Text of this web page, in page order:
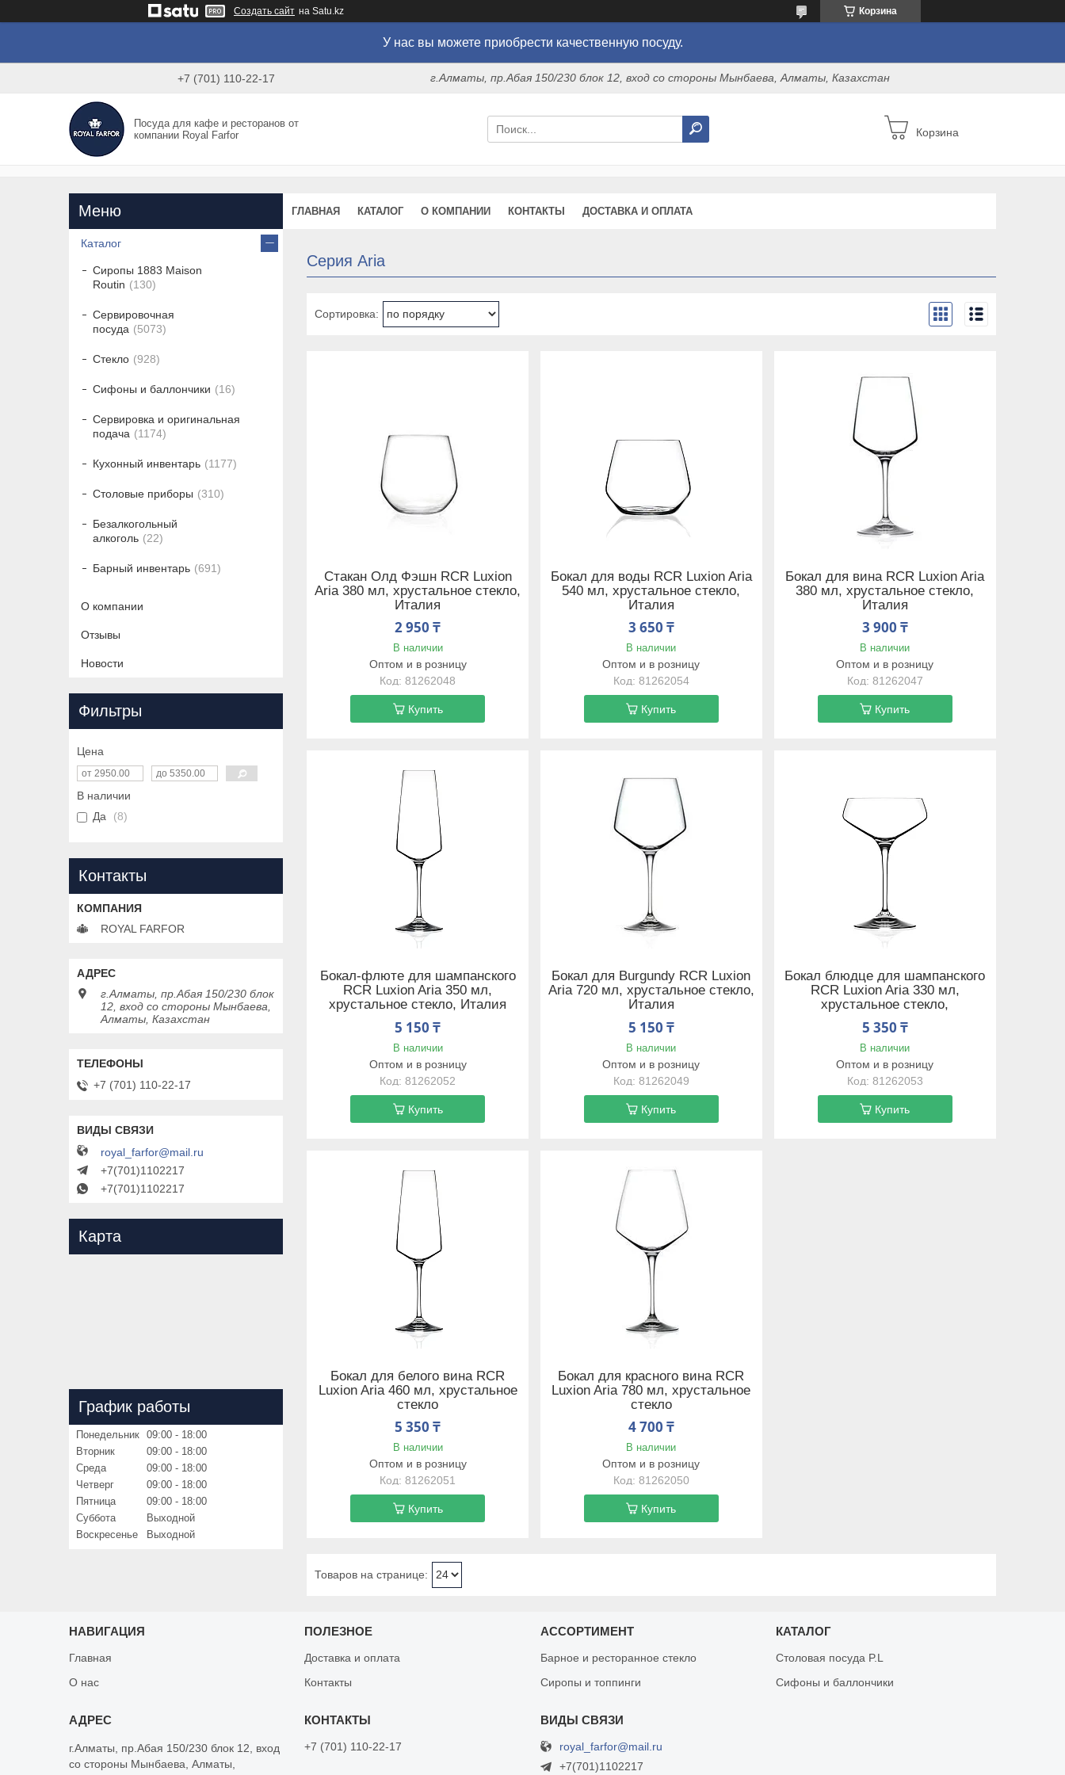
Создать сайт на Satu.kz Корзина
У нас вы можете приобрести качественную посуду.
+7 (701) 110-22-17 г.Алматы, пр.Абая 150/230 блок 12, вход со стороны Мынбаева, Алматы, Казахстан
Посуда для кафе и ресторанов от
компании Royal Farfor
Корзина
ГЛАВНАЯ КАТАЛОГ О КОМПАНИИ КОНТАКТЫ ДОСТАВКА И ОПЛАТА
Серия Aria
Стакан Олд Фэшн RCR Luxion
Aria 380 мл, хрустальное стекло,
Италия
2 950 ₸
В наличии
Оптом и в розницу
81262048
Купить
Бокал для воды RCR Luxion Aria
540 мл, хрустальное стекло,
Италия
3 650 ₸
В наличии
Оптом и в розницу
81262054
Купить
Бокал для вина RCR Luxion Aria
380 мл, хрустальное стекло,
Италия
3 900 ₸
В наличии
Оптом и в розницу
81262047
Купить
Бокал-флюте для шампанского
RCR Luxion Aria 350 мл,
хрустальное стекло, Италия
5 150 ₸
В наличии
Оптом и в розницу
81262052
Купить
Бокал для Burgundy RCR Luxion
Aria 720 мл, хрустальное стекло,
Италия
5 150 ₸
В наличии
Оптом и в розницу
81262049
Купить
Бокал блюдце для шампанского
RCR Luxion Aria 330 мл,
хрустальное стекло,
5 350 ₸
В наличии
Оптом и в розницу
81262053
Купить
Бокал для белого вина RCR
Luxion Aria 460 мл, хрустальное
стекло
5 350 ₸
В наличии
Оптом и в розницу
81262051
Купить
Бокал для красного вина RCR
Luxion Aria 780 мл, хрустальное
стекло
4 700 ₸
В наличии
Оптом и в розницу
81262050
Купить
Каталог
Сиропы 1883 Maison
Routin
130
Сервировочная
посуда
5073
Стекло 928
Сифоны и баллончики 16
Сервировка и оригинальная
подача
1174
Кухонный инвентарь 1177
Столовые приборы 310
Безалкогольный
алкоголь
22
Барный инвентарь 691
О компании
Отзывы
Новости
Фильтры
Цена
В наличии
Да
8
Контакты
ROYAL FARFOR
г.Алматы, пр.Абая 150/230 блок
12, вход со стороны Мынбаева,
Алматы, Казахстан
+7 (701) 110-22-17
royal_farfor@mail.ru
+7(701)1102217
+7(701)1102217
Карта
График работы
Понедельник 09:00
18:00
Вторник
09:00
18:00
Среда
09:00
18:00
Четверг
09:00
18:00
Пятница
09:00
18:00
Суббота
Выходной
Воскресенье
Выходной
НАВИГАЦИЯ
Главная
О нас
ПОЛЕЗНОЕ
Доставка и оплата
Контакты
АССОРТИМЕНТ
Барное и ресторанное стекло
Сиропы и топпинги
КАТАЛОГ
Столовая посуда P.L
Сифоны и баллончики
г.Алматы, пр.Абая 150/230 блок 12, вход
со стороны Мынбаева, Алматы,
+7 (701) 110-22-17
royal_farfor@mail.ru
+7(701)1102217